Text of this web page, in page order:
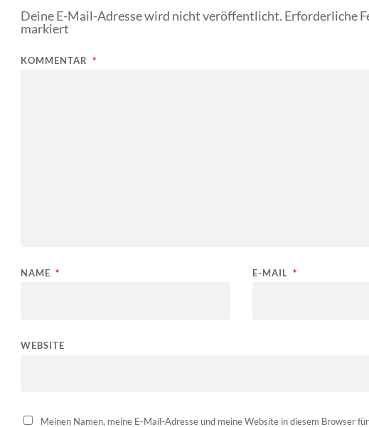
Deine E-Mail-Adresse wird nicht veröffentlicht. Erforderliche
markiert
KOMMENTAR *
NAME * E-MAIL *
WEBSITE
Meinen Namen, meine E-Mail-Adresse und meine Website in diesem Browser